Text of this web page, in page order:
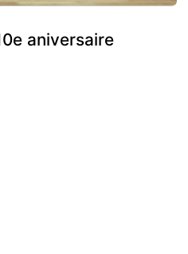
aniversaire